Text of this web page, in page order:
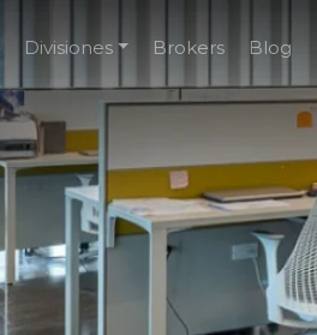
Divisiones Brokers Blog